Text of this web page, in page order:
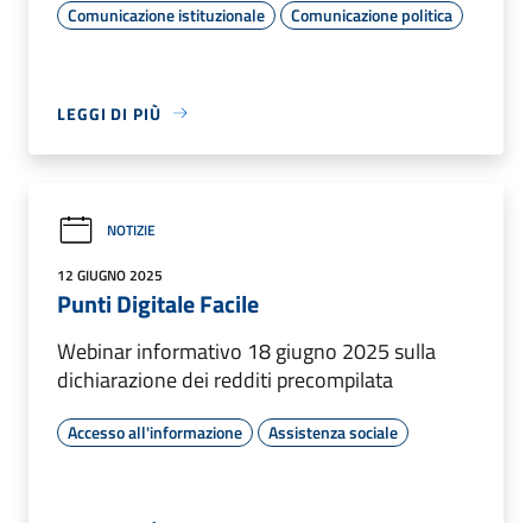
Comunicazione istituzionale Comunicazione politica
LEGGI DI PIÙ
NOTIZIE
12 GIUGNO 2025
Punti Digitale Facile
Webinar informativo 18 giugno 2025 sulla
dichiarazione dei redditi precompilata
Accesso all'informazione Assistenza sociale